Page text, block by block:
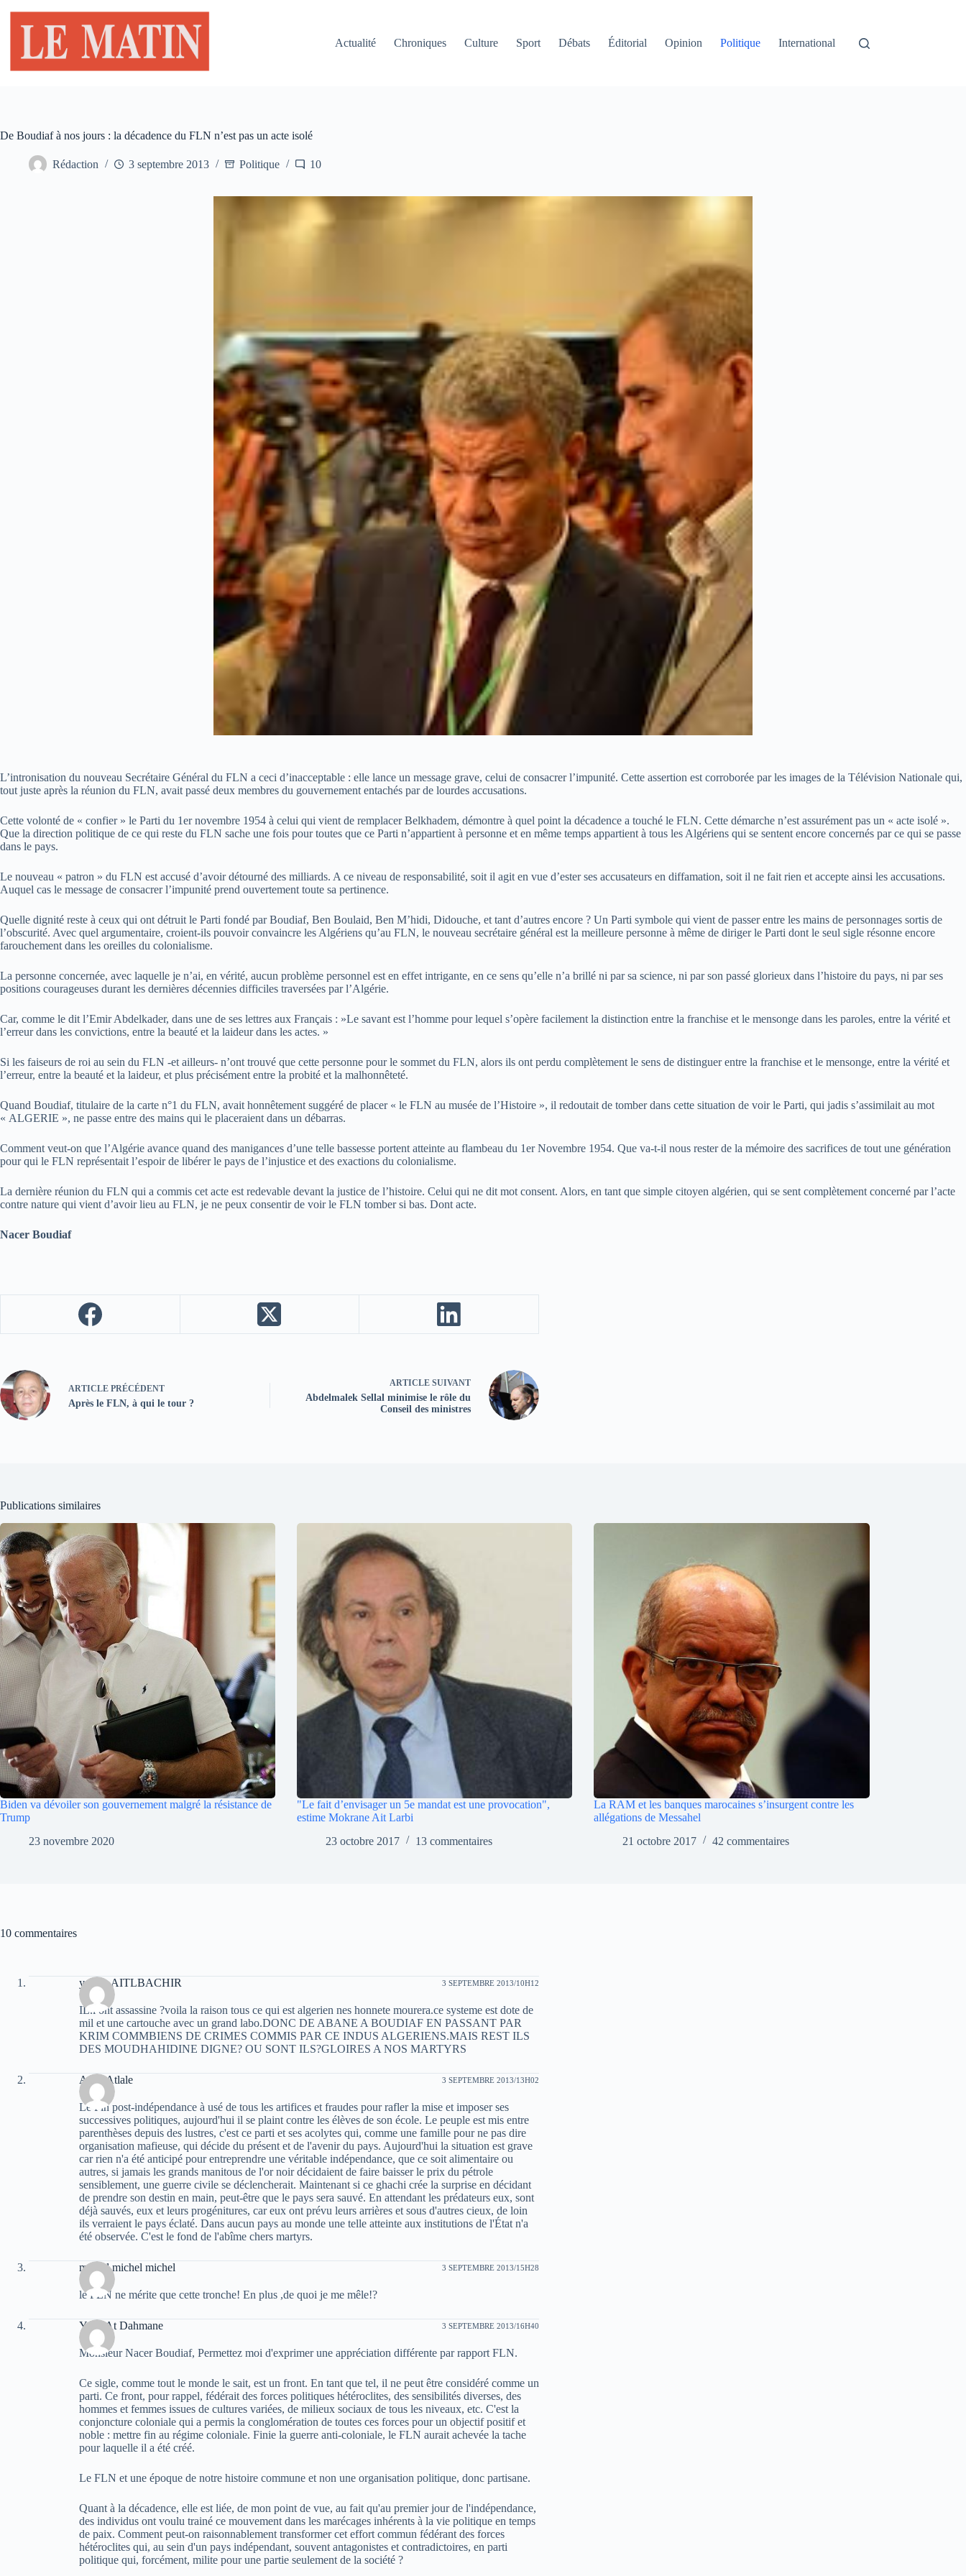
contenu
Actualité
Chroniques Culture Sport Débats Éditorial Opinion Politique International
De Boudiaf à nos jours : la décadence du FLN n’est pas un acte isolé
Rédaction 3 septembre 2013 Politique 10
L’intronisation du nouveau Secrétaire Général du FLN a ceci d’inacceptable : elle lance un message grave, celui de consacrer l’impunité. Cette assertion est corroborée par les images de la Télévision Nationale qui,
tout juste après la réunion du FLN, avait passé deux membres du gouvernement entachés par de lourdes accusations.
Cette volonté de « confier » le Parti du 1er novembre 1954 à celui qui vient de remplacer Belkhadem, démontre à quel point la décadence a touché le FLN. Cette démarche n’est assurément pas un « acte isolé ».
Que la direction politique de ce qui reste du FLN sache une fois pour toutes que ce Parti n’appartient à personne et en même temps appartient à tous les Algériens qui se sentent encore concernés par ce qui se passe
dans le pays.
Le nouveau « patron » du FLN est accusé d’avoir détourné des milliards. A ce niveau de responsabilité, soit il agit en vue d’ester ses accusateurs en diffamation, soit il ne fait rien et accepte ainsi les accusations.
Auquel cas le message de consacrer l’impunité prend ouvertement toute sa pertinence.
Quelle dignité reste à ceux qui ont détruit le Parti fondé par Boudiaf, Ben Boulaid, Ben M’hidi, Didouche, et tant d’autres encore ? Un Parti symbole qui vient de passer entre les mains de personnages sortis de
l’obscurité. Avec quel argumentaire, croient-ils pouvoir convaincre les Algériens qu’au FLN, le nouveau secrétaire général est la meilleure personne à même de diriger le Parti dont le seul sigle résonne encore
farouchement dans les oreilles du colonialisme.
La personne concernée, avec laquelle je n’ai, en vérité, aucun problème personnel est en effet intrigante, en ce sens qu’elle n’a brillé ni par sa science, ni par son passé glorieux dans l’histoire du pays, ni par ses
positions courageuses durant les dernières décennies difficiles traversées par l’Algérie.
Car, comme le dit l’Emir Abdelkader, dans une de ses lettres aux Français : »Le savant est l’homme pour lequel s’opère facilement la distinction entre la franchise et le mensonge dans les paroles, entre la vérité et
l’erreur dans les convictions, entre la beauté et la laideur dans les actes. »
Si les faiseurs de roi au sein du FLN -et ailleurs- n’ont trouvé que cette personne pour le sommet du FLN, alors ils ont perdu complètement le sens de distinguer entre la franchise et le mensonge, entre la vérité et
l’erreur, entre la beauté et la laideur, et plus précisément entre la probité et la malhonnêteté.
Quand Boudiaf, titulaire de la carte n°1 du FLN, avait honnêtement suggéré de placer « le FLN au musée de l’Histoire », il redoutait de tomber dans cette situation de voir le Parti, qui jadis s’assimilait au mot
« ALGERIE », ne passe entre des mains qui le placeraient dans un débarras.
Comment veut-on que l’Algérie avance quand des manigances d’une telle bassesse portent atteinte au flambeau du 1er Novembre 1954. Que va-t-il nous rester de la mémoire des sacrifices de tout une génération
pour qui le FLN représentait l’espoir de libérer le pays de l’injustice et des exactions du colonialisme.
La dernière réunion du FLN qui a commis cet acte est redevable devant la justice de l’histoire. Celui qui ne dit mot consent. Alors, en tant que simple citoyen algérien, qui se sent complètement concerné par l’acte
contre nature qui vient d’avoir lieu au FLN, je ne peux consentir de voir le FLN tomber si bas. Dont acte.
Nacer Boudiaf
ARTICLE PRÉCÉDENT
Après le FLN, à qui le tour ?
ARTICLE SUIVANT
Abdelmalek Sellal minimise le rôle du
Conseil des ministres
Publications similaires
Biden va dévoiler son gouvernement malgré la résistance de
Trump
23 novembre 2020
"Le fait d’envisager un 5e mandat est une provocation",
estime Mokrane Ait Larbi
23 octobre 2017
13 commentaires
La RAM et les banques marocaines s’insurgent contre les
allégations de Messahel
21 octobre 2017
42 commentaires
10 commentaires
yacine AITLBACHIR 3 SEPTEMBRE 2013/10H12
IL.l ont assassine ?voila la raison tous ce qui est algerien nes honnete mourera.ce systeme est dote de
mil et une cartouche avec un grand labo.DONC DE ABANE A BOUDIAF EN PASSANT PAR
KRIM COMMBIENS DE CRIMES COMMIS PAR CE INDUS ALGERIENS.MAIS REST ILS
DES MOUDHAHIDINE DIGNE? OU SONT ILS?GLOIRES A NOS MARTYRS
Atala Atlale 3 SEPTEMBRE 2013/13H02
Le Fln post-indépendance à usé de tous les artifices et fraudes pour rafler la mise et imposer ses
successives politiques, aujourd'hui il se plaint contre les élèves de son école. Le peuple est mis entre
parenthèses depuis des lustres, c'est ce parti et ses acolytes qui, comme une famille pour ne pas dire
organisation mafieuse, qui décide du présent et de l'avenir du pays. Aujourd'hui la situation est grave
car rien n'a été anticipé pour entreprendre une véritable indépendance, que ce soit alimentaire ou
autres, si jamais les grands manitous de l'or noir décidaient de faire baisser le prix du pétrole
sensiblement, une guerre civile se déclencherait. Maintenant si ce ghachi crée la surprise en décidant
de prendre son destin en main, peut-être que le pays sera sauvé. En attendant les prédateurs eux, sont
déjà sauvés, eux et leurs progénitures, car eux ont prévu leurs arrières et sous d'autres cieux, de loin
ils verraient le pays éclaté. Dans aucun pays au monde une telle atteinte aux institutions de l'État n'a
été observée. C'est le fond de l'abîme chers martyrs.
michel michel michel 3 SEPTEMBRE 2013/15H28
le FLN ne mérite que cette tronche! En plus ,de quoi je me mêle!?
Ydyr At Dahmane 3 SEPTEMBRE 2013/16H40
Monsieur Nacer Boudiaf, Permettez moi d'exprimer une appréciation différente par rapport FLN.
Ce sigle, comme tout le monde le sait, est un front. En tant que tel, il ne peut être considéré comme un
parti. Ce front, pour rappel, fédérait des forces politiques hétéroclites, des sensibilités diverses, des
hommes et femmes issues de cultures variées, de milieux sociaux de tous les niveaux, etc. C'est la
conjoncture coloniale qui a permis la conglomération de toutes ces forces pour un objectif positif et
noble : mettre fin au régime coloniale. Finie la guerre anti-coloniale, le FLN aurait achevée la tache
pour laquelle il a été créé.
Le FLN et une époque de notre histoire commune et non une organisation politique, donc partisane.
Quant à la décadence, elle est liée, de mon point de vue, au fait qu'au premier jour de l'indépendance,
des individus ont voulu trainé ce mouvement dans les marécages inhérents à la vie politique en temps
de paix. Comment peut-on raisonnablement transformer cet effort commun fédérant des forces
hétéroclites qui, au sein d'un pays indépendant, souvent antagonistes et contradictoires, en parti
politique qui, forcément, milite pour une partie seulement de la société ?